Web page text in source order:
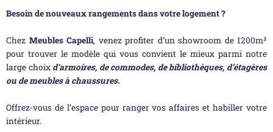
Besoin de nouveaux rangements dans votre logement ?
Chez Meubles Capelli, venez profiter d’un showroom de 1200m²
pour trouver le modèle qui vous convient le mieux parmi notre
large choix d’armoires, de commodes, de bibliothèques, d’étagères
ou de meubles à chaussures.
Offrez-vous de l’espace pour ranger vos affaires et habiller votre
intérieur.